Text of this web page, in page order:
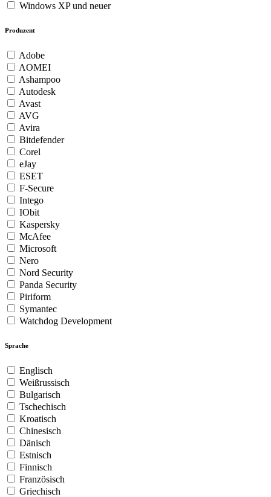
Windows XP und neuer
Produzent
Adobe
AOMEI
Ashampoo
Autodesk
Avast
AVG
Avira
Bitdefender
Corel
eJay
ESET
F-Secure
Intego
IObit
Kaspersky
McAfee
Microsoft
Nero
Nord Security
Panda Security
Piriform
Symantec
Watchdog Development
Sprache
Englisch
Weißrussisch
Bulgarisch
Tschechisch
Kroatisch
Chinesisch
Dänisch
Estnisch
Finnisch
Französisch
Griechisch